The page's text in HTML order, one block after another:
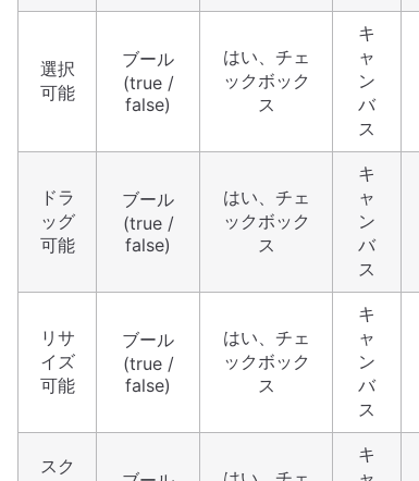
選択
可能
ブール
(true /
false)
はい、チェ
ックボック
ス
キ
ャ
ン
バ
ス
ドラ
ッグ
可能
ブール
(true /
false)
はい、チェ
ックボック
ス
キ
ャ
ン
バ
ス
リサ
イズ
可能
ブール
(true /
false)
はい、チェ
ックボック
ス
キ
ャ
ン
バ
ス
スク
キ